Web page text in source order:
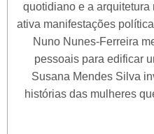
quotidiano e a
ativa manifestações
Nuno Nunes-Ferreira
pessoais para edificar
Susana Mendes Silva
histórias das mulheres